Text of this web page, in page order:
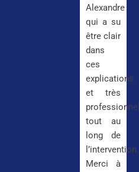
Alexandre
qui a su
être clair
dans
ces
explications
et très
professionnel
tout au
long de
l’intervention.
Merci à